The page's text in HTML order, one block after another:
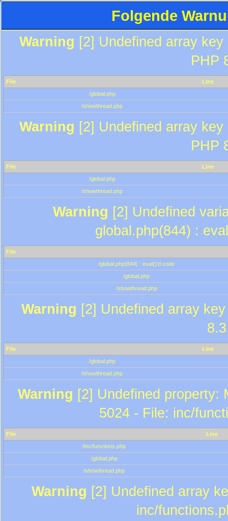
Folgende
Warning [2] Undefined array
PHP
File
Line
/global.php
/showthread.php
Warning [2] Undefined array
PHP
File
Line
/global.php
/showthread.php
Warning [2] Undefined
global.php(844) :
File
/global.php(844) : eval()'d code
/global.php
/showthread.php
Warning [2] Undefined array
File
Line
/global.php
/showthread.php
Warning [2] Undefined property:
5024 - File: inc/
File
Line
/inc/functions.php
/global.php
/showthread.php
Warning [2] Undefined array
inc/